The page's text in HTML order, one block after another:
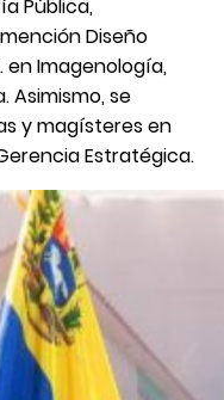
Pública,
Diseño
en Imagenología,
se
y magísteres en
Estratégica.